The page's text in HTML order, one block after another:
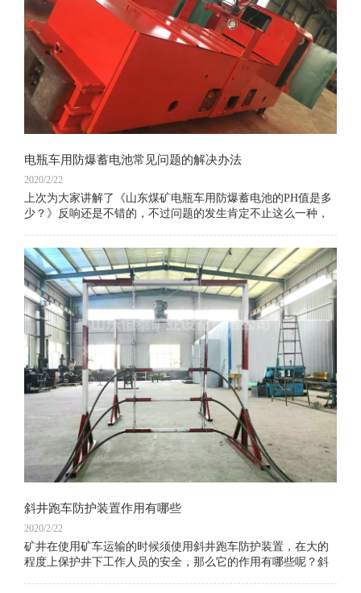
电瓶车用防爆蓄电池常见问题的解决办法
2020/2/22
上次为大家讲解了《山东煤矿电瓶车用防爆蓄电池的PH值是多
少？》反响还是不错的，不过问题的发生肯定不止这么一种，
斜井跑车防护装置作用有哪些
2020/2/22
矿井在使用矿车运输的时候须使用斜井跑车防护装置，在大的
程度上保护井下工作人员的安全，那么它的作用有哪些呢？斜